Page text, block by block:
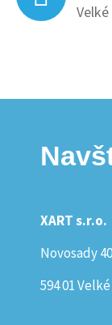
XART s.r.o.
Novosady 40
594 01